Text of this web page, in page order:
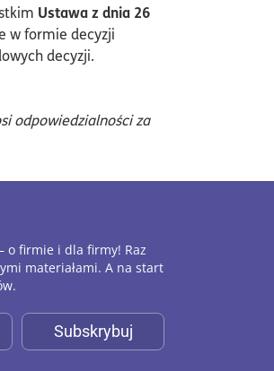
Ustawa z dnia 26
w formie decyzji
decyzji.
odpowiedzialności za
o firmie i dla firmy! Raz
materiałami. A na start
Subskrybuj